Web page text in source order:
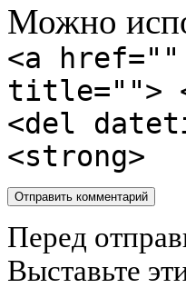
Можно
<a
title="">
<del
<strong>
Перед
Выставьте